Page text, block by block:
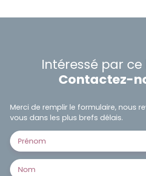
Intéressé par ce
Contactez-
Merci de remplir le formulaire, nous
vous dans les plus brefs délais.
Prénom
Nom